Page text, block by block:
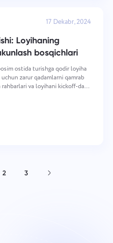
17 Dekabr, 2024
Loyihaning
bosqichlari
ostida turishga qodir loyiha
zarur qadamlarni qamrab
va loyihani kickoff-dan
2 3